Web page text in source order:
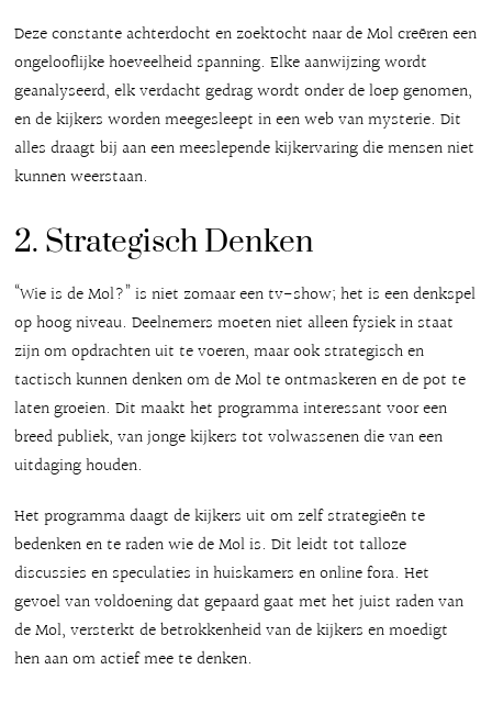
Deze constante achterdocht en zoektocht naar de Mol creëren een
ongelooflijke hoeveelheid spanning. Elke aanwijzing wordt
geanalyseerd, elk verdacht gedrag wordt onder de loep genomen,
en de kijkers worden meegesleept in een web van mysterie. Dit
alles draagt bij aan een meeslepende kijkervaring die mensen niet
kunnen weerstaan.
2. Strategisch Denken
“Wie is de Mol?” is niet zomaar een tv-show; het is een denkspel
op hoog niveau. Deelnemers moeten niet alleen fysiek in staat
zijn om opdrachten uit te voeren, maar ook strategisch en
tactisch kunnen denken om de Mol te ontmaskeren en de pot te
laten groeien. Dit maakt het programma interessant voor een
breed publiek, van jonge kijkers tot volwassenen die van een
uitdaging houden.
Het programma daagt de kijkers uit om zelf strategieën te
bedenken en te raden wie de Mol is. Dit leidt tot talloze
discussies en speculaties in huiskamers en online fora. Het
gevoel van voldoening dat gepaard gaat met het juist raden van
de Mol, versterkt de betrokkenheid van de kijkers en moedigt
hen aan om actief mee te denken.